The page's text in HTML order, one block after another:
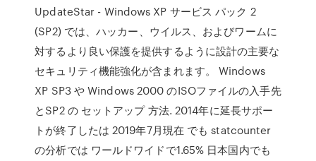
UpdateStar - Windows XP サービス パック 2
(SP2) では、ハッカー、ウイルス、およびワームに
対するより良い保護を提供するように設計の主要な
セキュリティ機能強化が含まれます。 Windows
XP SP3 や Windows 2000 のISOファイルの入手先
とSP2 の セットアップ 方法. 2014年に延長サポー
トが終了したは 2019年7月現在 でも statcounter
の分析では ワールドワイドで1.65% 日本国内でも